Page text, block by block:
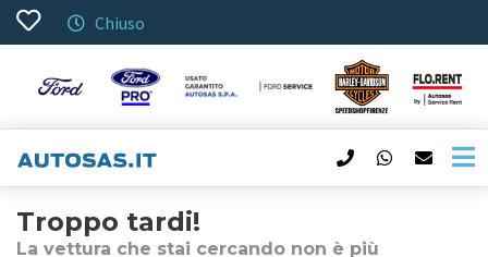
Chiuso
Troppo tardi!
La vettura che stai cercando non è più